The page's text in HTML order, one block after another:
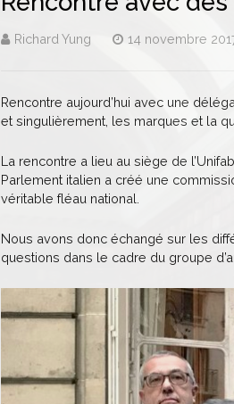
Richard Yung 14 novembre
Rencontre aujourd’hui avec une
et singulièrement, les marques et la
La rencontre a lieu au siège de
Parlement italien a créé une
véritable fléau national.
Nous avons donc échangé sur les
questions dans le cadre du groupe